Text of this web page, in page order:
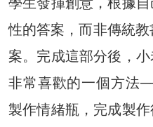
性的答案，而非傳統
案。完成這部分後，
非常喜歡的一個方法
製作情緒瓶，完成製